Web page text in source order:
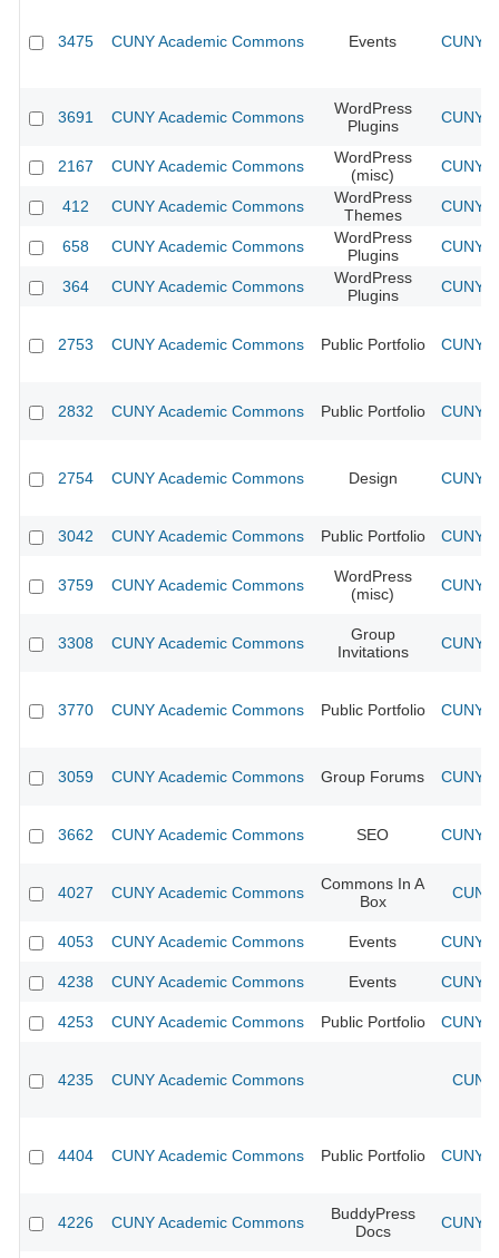
3475 CUNY Academic Commons Events CUNY
3691 CUNY Academic Commons
WordPress
Plugins
CUNY
2167 CUNY Academic Commons
WordPress
(misc)
CUNY
412 CUNY Academic Commons
WordPress
Themes
CUNY
658 CUNY Academic Commons
WordPress
Plugins
CUNY
364 CUNY Academic Commons
WordPress
Plugins
CUNY
2753 CUNY Academic Commons Public Portfolio CUNY
2832 CUNY Academic Commons Public Portfolio CUNY
2754 CUNY Academic Commons Design CUNY
3042 CUNY Academic Commons Public Portfolio CUNY
3759 CUNY Academic Commons
WordPress
(misc)
CUNY
3308 CUNY Academic Commons
Group
Invitations
CUNY
3770 CUNY Academic Commons Public Portfolio CUNY
3059 CUNY Academic Commons Group Forums CUNY
3662 CUNY Academic Commons SEO CUNY
4027 CUNY Academic Commons
Commons In A
Box
4053 CUNY Academic Commons Events CUNY
4238 CUNY Academic Commons Events CUNY
4253 CUNY Academic Commons Public Portfolio CUNY
4235 CUNY Academic Commons
4404 CUNY Academic Commons Public Portfolio CUNY
4226 CUNY Academic Commons
BuddyPress
Docs
CUNY